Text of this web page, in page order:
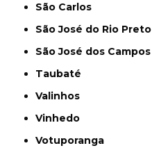
São Carlos
São José do Rio Preto
São José dos Campos
Taubaté
Valinhos
Vinhedo
Votuporanga